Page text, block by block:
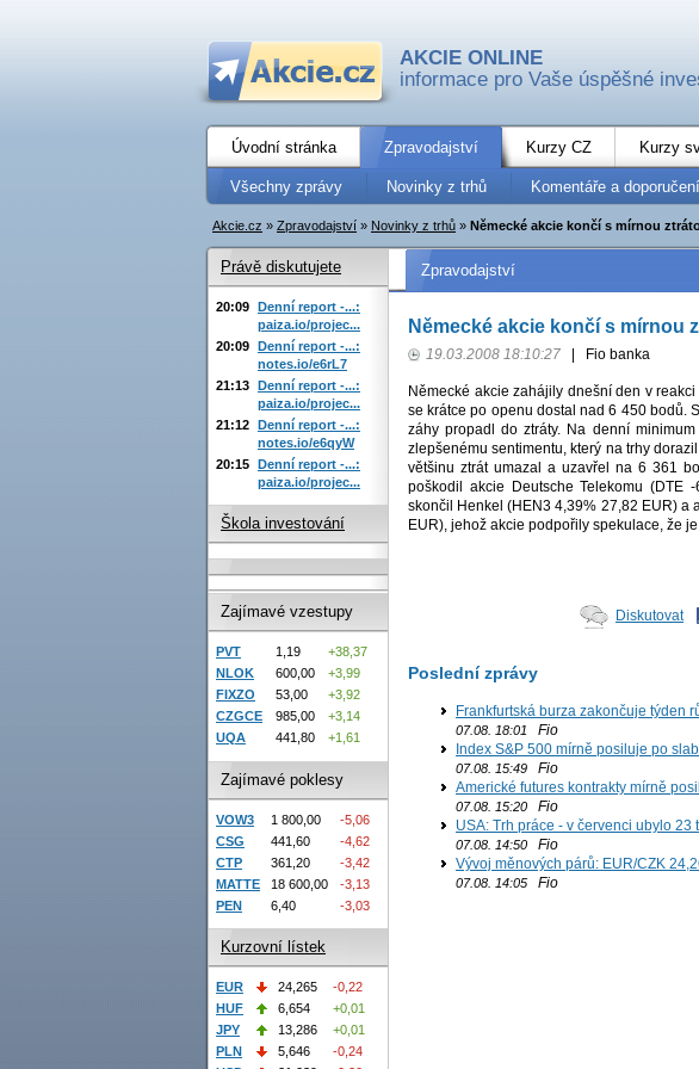
AKCIE ONLINE
informace pro Vaše úspěšné
Úvodní stránka Zpravodajství Kurzy CZ Kurzy
Všechny zprávy Novinky z trhů Komentáře a doporučení
Akcie.cz » Zpravodajství » Novinky z trhů » Německé akcie končí s mírnou
Zpravodajství
Německé akcie končí s mírnou
19.03.2008 18:10:27 Fio banka
Německé akcie zahájily dnešní den v
se krátce po openu dostal nad 6 450 bodů.
záhy propadl do ztráty. Na denní
zlepšenému sentimentu, který na trhy
většinu ztrát umazal a uzavřel na 6 361
poškodil akcie Deutsche Telekomu (DTE
skončil Henkel (HEN3 4,39% 27,82 EUR) a
EUR), jehož akcie podpořily spekulace, že
Diskutovat
Poslední zprávy
Frankfurtská burza zakončuje týden
07.08. 18:01
Fio
Index S&P 500 mírně posiluje po
07.08. 15:49 Fio
Americké futures kontrakty mírně
07.08. 15:20 Fio
USA: Trh práce - v červenci ubylo
07.08. 14:50 Fio
Vývoj měnových párů: EUR/CZK
07.08. 14:05 Fio
Právě diskutujete
20:09 Denní report -...:
paiza.io/projec...
20:09 Denní report -...:
notes.io/e6rL7
21:13 Denní report -...:
paiza.io/projec...
21:12 Denní report -...:
notes.io/e6qyW
20:15 Denní report -...:
paiza.io/projec...
Škola investování
Zajímavé vzestupy
PVT 1,19
+38,37
NLOK
600,00
+3,99
FIXZO
53,00
+3,92
CZGCE
985,00
+3,14
UQA
441,80 +1,61
Zajímavé poklesy
VOW3 1 800,00
-5,06
CSG
441,60
-4,62
CTP
361,20
-3,42
MATTE
18 600,00
-3,13
PEN
6,40 -3,03
Kurzovní lístek
EUR 24,265
-0,22
HUF
6,654
+0,01
JPY
13,286
+0,01
PLN
5,646
-0,24